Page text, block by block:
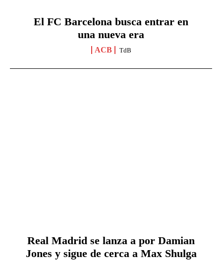
El FC Barcelona busca entrar en
una nueva era
ACB TdB
Real Madrid se lanza a por Damian
Jones y sigue de cerca a Max Shulga